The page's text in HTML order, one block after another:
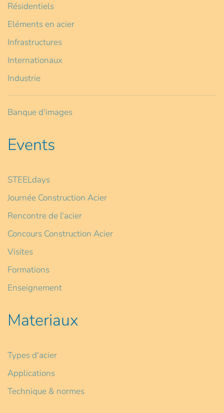
Résidentiels
Eléments en acier
Infrastructures
Internationaux
Industrie
Banque d'images
Events
STEELdays
Journée Construction Acier
Rencontre de l'acier
Concours Construction Acier
Visites
Formations
Enseignement
Materiaux
Types d'acier
Applications
Technique & normes